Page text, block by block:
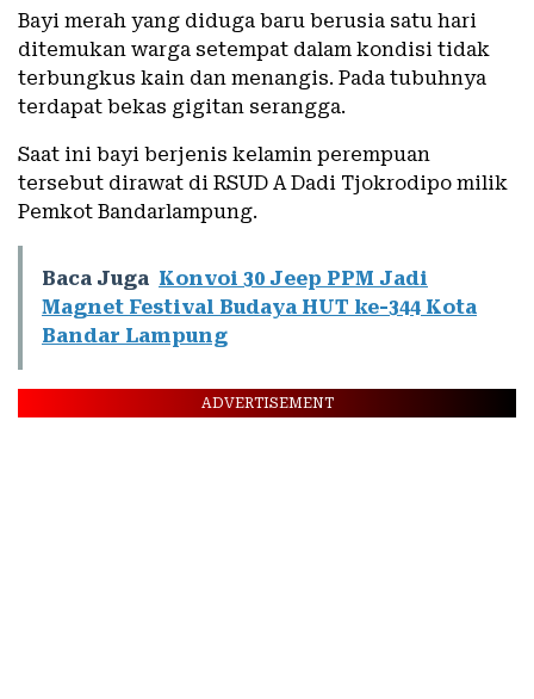
Bayi merah yang diduga baru berusia satu hari
ditemukan warga setempat dalam kondisi tidak
terbungkus kain dan menangis. Pada tubuhnya
terdapat bekas gigitan serangga.
Saat ini bayi berjenis kelamin perempuan
tersebut dirawat di RSUD A Dadi Tjokrodipo milik
Pemkot Bandarlampung.
Baca Juga Konvoi 30 Jeep PPM Jadi
Magnet Festival Budaya HUT ke-344 Kota
Bandar Lampung
ADVERTISEMENT